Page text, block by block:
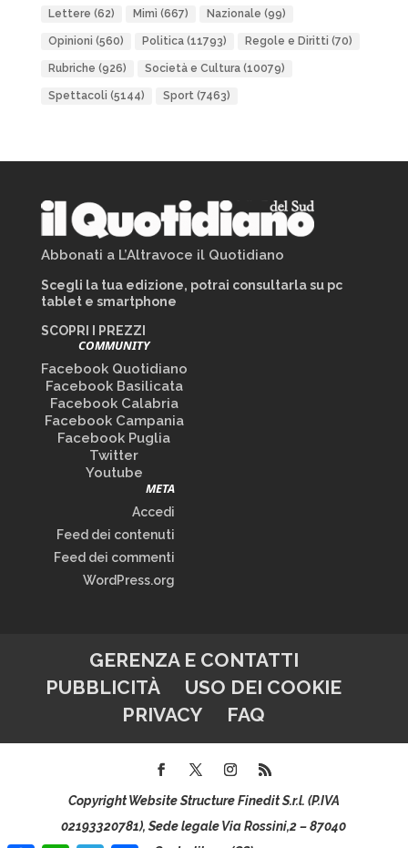
Lettere (62) Mimì (667) Nazionale (99)
Opinioni (560) Politica(11793) Regole e Diritti (70)
Rubriche (926) Società e Cultura(10079)
Spettacoli (5144) Sport(7463)
Abbonati a L’Altravoce il Quotidiano
Scegli la tua edizione, potrai consultarla su pc
tablet e smartphone
SCOPRI I PREZZI
COMMUNITY
Facebook Quotidiano
Facebook Basilicata
Facebook Calabria
Facebook Campania
Facebook Puglia
Twitter
Youtube
META
Accedi
Feed dei contenuti
Feed dei commenti
WordPress.org
GERENZA E CONTATTI
PUBBLICITÀ
USO DEI COOKIE
PRIVACY
FAQ
Copyright Website Structure Finedit S.r.l. (P.IVA
02193320781), Sede legale Via Rossini,2 – 87040